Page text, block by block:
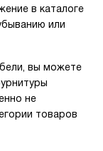
в каталоге
или
вы можете
не
товаров